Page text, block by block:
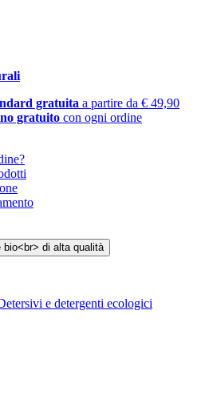
gratuita a partire da € 49,90
gratuito con ogni ordine
e detergenti ecologici